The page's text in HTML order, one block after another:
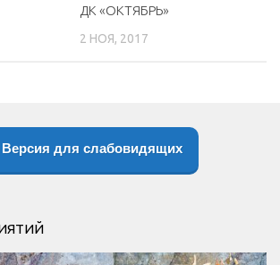
ДК «ОКТЯБРЬ»
2 НОЯ, 2017
Версия для слабовидящих